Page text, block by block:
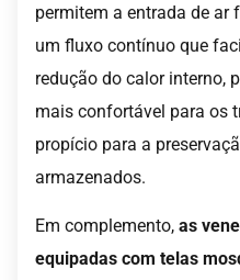
permitem a entrada de ar
um fluxo contínuo que
redução do calor interno,
mais confortável para os
propício para a
armazenados.
Em complemento, as
equipadas com telas